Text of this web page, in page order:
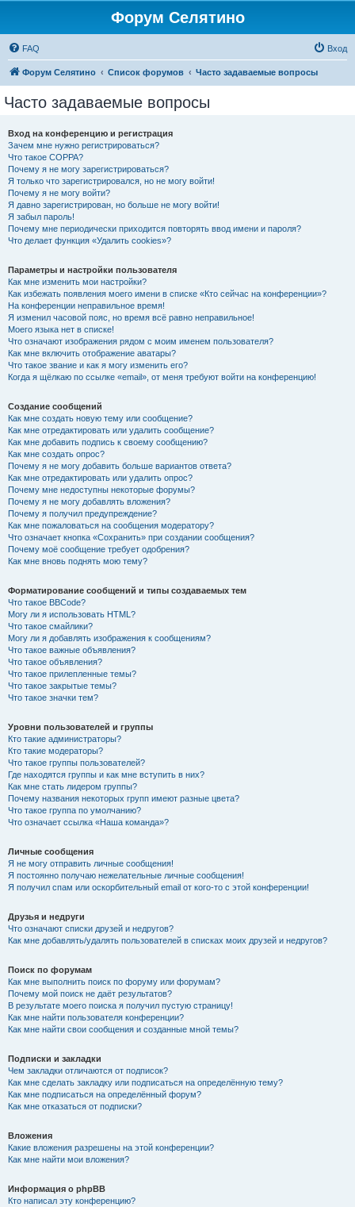
Форум Селятино
FAQ Вход
Форум Селятино Список форумов Часто задаваемые вопросы
Часто задаваемые вопросы
Вход на конференцию и регистрация
Зачем мне нужно регистрироваться?
Что такое COPPA?
Почему я не могу зарегистрироваться?
Я только что зарегистрировался, но не могу войти!
Почему я не могу войти?
Я давно зарегистрирован, но больше не могу войти!
Я забыл пароль!
Почему мне периодически приходится повторять ввод имени и пароля?
Что делает функция «Удалить cookies»?
Параметры и настройки пользователя
Как мне изменить мои настройки?
Как избежать появления моего имени в списке «Кто сейчас на конференции»?
На конференции неправильное время!
Я изменил часовой пояс, но время всё равно неправильное!
Моего языка нет в списке!
Что означают изображения рядом с моим именем пользователя?
Как мне включить отображение аватары?
Что такое звание и как я могу изменить его?
Когда я щёлкаю по ссылке «email», от меня требуют войти на конференцию!
Создание сообщений
Как мне создать новую тему или сообщение?
Как мне отредактировать или удалить сообщение?
Как мне добавить подпись к своему сообщению?
Как мне создать опрос?
Почему я не могу добавить больше вариантов ответа?
Как мне отредактировать или удалить опрос?
Почему мне недоступны некоторые форумы?
Почему я не могу добавлять вложения?
Почему я получил предупреждение?
Как мне пожаловаться на сообщения модератору?
Что означает кнопка «Сохранить» при создании сообщения?
Почему моё сообщение требует одобрения?
Как мне вновь поднять мою тему?
Форматирование сообщений и типы создаваемых тем
Что такое BBCode?
Могу ли я использовать HTML?
Что такое смайлики?
Могу ли я добавлять изображения к сообщениям?
Что такое важные объявления?
Что такое объявления?
Что такое прилепленные темы?
Что такое закрытые темы?
Что такое значки тем?
Уровни пользователей и группы
Кто такие администраторы?
Кто такие модераторы?
Что такое группы пользователей?
Где находятся группы и как мне вступить в них?
Как мне стать лидером группы?
Почему названия некоторых групп имеют разные цвета?
Что такое группа по умолчанию?
Что означает ссылка «Наша команда»?
Личные сообщения
Я не могу отправить личные сообщения!
Я постоянно получаю нежелательные личные сообщения!
Я получил спам или оскорбительный email от кого-то с этой конференции!
Друзья и недруги
Что означают списки друзей и недругов?
Как мне добавлять/удалять пользователей в списках моих друзей и недругов?
Поиск по форумам
Как мне выполнить поиск по форуму или форумам?
Почему мой поиск не даёт результатов?
В результате моего поиска я получил пустую страницу!
Как мне найти пользователя конференции?
Как мне найти свои сообщения и созданные мной темы?
Подписки и закладки
Чем закладки отличаются от подписок?
Как мне сделать закладку или подписаться на определённую тему?
Как мне подписаться на определённый форум?
Как мне отказаться от подписки?
Вложения
Какие вложения разрешены на этой конференции?
Как мне найти мои вложения?
Информация о phpBB
Кто написал эту конференцию?